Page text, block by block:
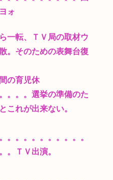
ォ
一転、ＴＶ局の取材ウ
。そのための表舞台復
の育児休
。。。選挙の準備のた
これが出来ない。
。。。。。。。。。。
。ＴＶ出演。